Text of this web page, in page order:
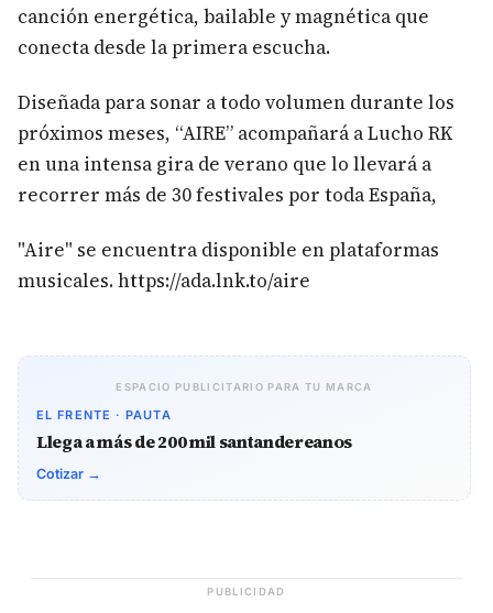
canción energética, bailable y magnética que
conecta desde la primera escucha.
Diseñada para sonar a todo volumen durante los
próximos meses, “AIRE” acompañará a Lucho RK
en una intensa gira de verano que lo llevará a
recorrer más de 30 festivales por toda España,
"Aire" se encuentra disponible en plataformas
musicales. https://ada.lnk.to/aire
ESPACIO PUBLICITARIO PARA TU MARCA
EL FRENTE · PAUTA
Llega a más de 200 mil santandereanos
Cotizar →
PUBLICIDAD